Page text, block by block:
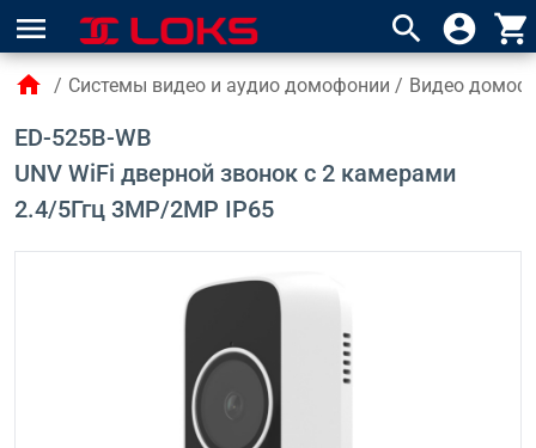
menu search account_circle shopping_cart
home / Системы видео и аудио домофонии / Видео
ED-525B-WB
UNV WiFi дверной звонок с 2 камерами
2.4/5Ггц 3MP/2MP IP65